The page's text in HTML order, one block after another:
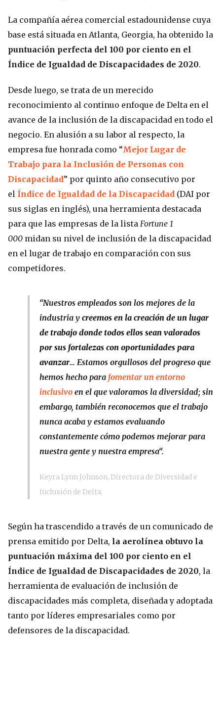
La compañía aérea comercial estadounidense cuya
base está situada en Atlanta, Georgia, ha obtenido la
puntuación perfecta del 100 por ciento en el
Índice de Igualdad de Discapacidades de 2020.
Desde luego, se trata de un merecido
reconocimiento al continuo enfoque de Delta en el
avance de la inclusión de la discapacidad en todo el
negocio. En alusión a su labor al respecto, la
empresa fue honrada como “Mejor Lugar de
Trabajo para la Inclusión de Personas con
Discapacidad” por quinto año consecutivo por
el Índice de Igualdad de la Discapacidad (DAI por
sus siglas en inglés), una herramienta destacada
para que las empresas de la lista Fortune 1
000 midan su nivel de inclusión de la discapacidad
en el lugar de trabajo en comparación con sus
competidores.
“Nuestros empleados son los mejores de la
industria y creemos en la creación de un lugar
de trabajo donde todos ellos sean valorados
por sus fortalezas con oportunidades para
avanzar… Estamos orgullosos del progreso que
hemos hecho para fomentar un entorno
inclusivo en el que valoramos la diversidad; sin
embargo, también reconocemos que el trabajo
nunca acaba y estamos evaluando
constantemente cómo podemos mejorar para
nuestra gente y nuestra empresa“.
Keyra Lynn Johnson, Directora de Diversidad e
Inclusión de Delta.
Según ha trascendido a través de un comunicado de
prensa emitido por Delta, la aerolínea obtuvo la
puntuación máxima del 100 por ciento en el
Índice de Igualdad de Discapacidades de 2020, la
herramienta de evaluación de inclusión de
discapacidades más completa, diseñada y adoptada
tanto por líderes empresariales como por
defensores de la discapacidad.